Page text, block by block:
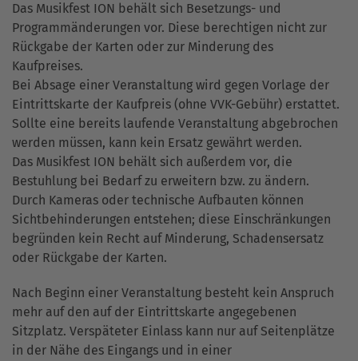
Das Musikfest ION behält sich Besetzungs- und
Programmänderungen vor. Diese berechtigen nicht zur
Rückgabe der Karten oder zur Minderung des
Kaufpreises.
Bei Absage einer Veranstaltung wird gegen Vorlage der
Eintrittskarte der Kaufpreis (ohne VVK-Gebühr) erstattet.
Sollte eine bereits laufende Veranstaltung abgebrochen
werden müssen, kann kein Ersatz gewährt werden.
Das Musikfest ION behält sich außerdem vor, die
Bestuhlung bei Bedarf zu erweitern bzw. zu ändern.
Durch Kameras oder technische Aufbauten können
Sichtbehinderungen entstehen; diese Einschränkungen
begründen kein Recht auf Minderung, Schadensersatz
oder Rückgabe der Karten.
Nach Beginn einer Veranstaltung besteht kein Anspruch
mehr auf den auf der Eintrittskarte angegebenen
Sitzplatz. Verspäteter Einlass kann nur auf Seitenplätze
in der Nähe des Eingangs und in einer